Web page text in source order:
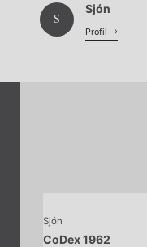
S
Sjón
Profil
Sjón
CoDex 1962